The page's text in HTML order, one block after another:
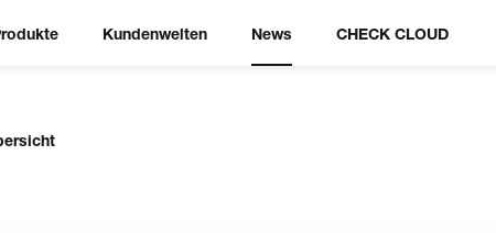
Kundenwelten News CHECK CLOUD